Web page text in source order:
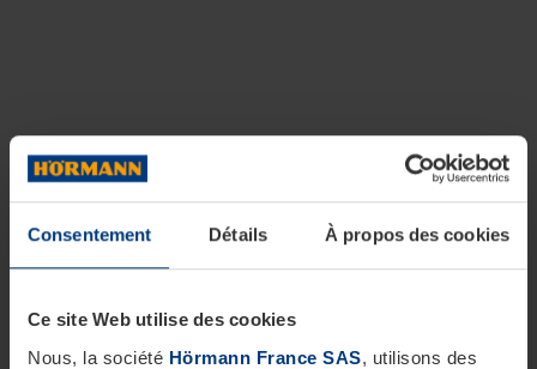
Consentement Détails À propos des cookies
Ce site Web utilise des cookies
Nous, la société Hörmann France SAS, utilisons des